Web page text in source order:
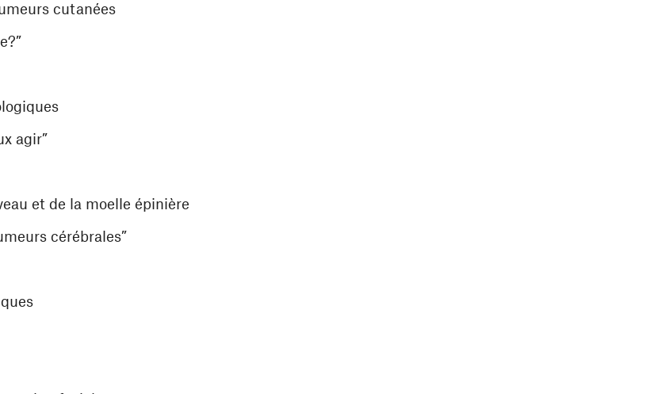
cutanées
agir”
et de la moelle épinière
cérébrales”